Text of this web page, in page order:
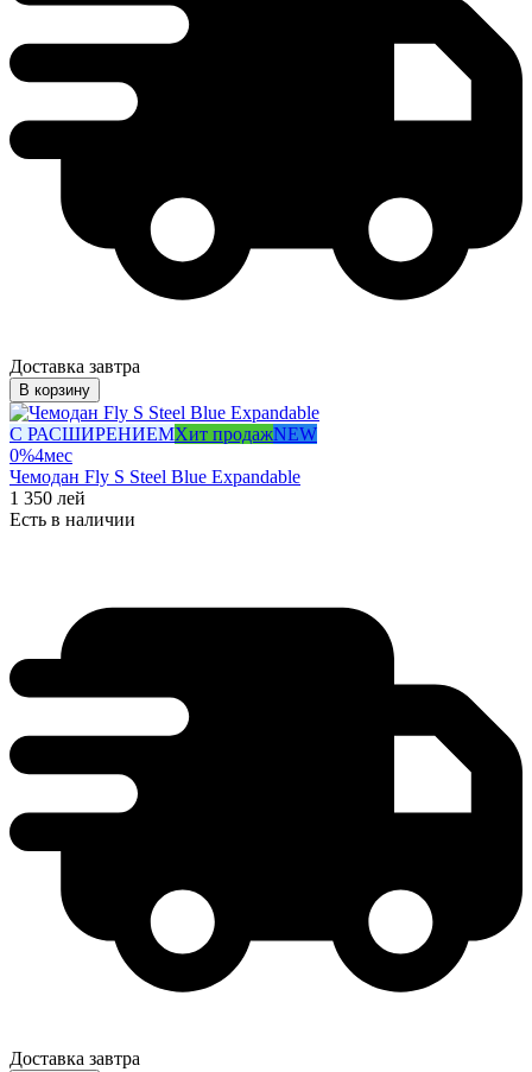
Доставка завтра
В корзину
С РАСШИРЕНИЕМХит продажNEW
0%4мес
Чемодан Fly S Steel Blue Expandable
1 350 лей
Есть в наличии
Доставка завтра